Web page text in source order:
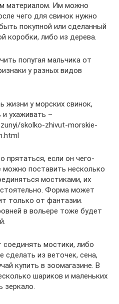
материалом. Им можно
чего для свинок нужно
покупной или сделанный
коробки, либо из дерева.
попугая мальчика от
у разных видов
жизни у морских свинок,
и ухаживать –
skolko-zhivut-morskie-
прятаться, если он чего-
можно поставить несколько
мостиками, их
Форма может
только от фантазии.
в вольере тоже будет
соединять мостики, либо
из веточек, сена,
купить в зоомагазине. В
шариков и маленьких
зеркало.